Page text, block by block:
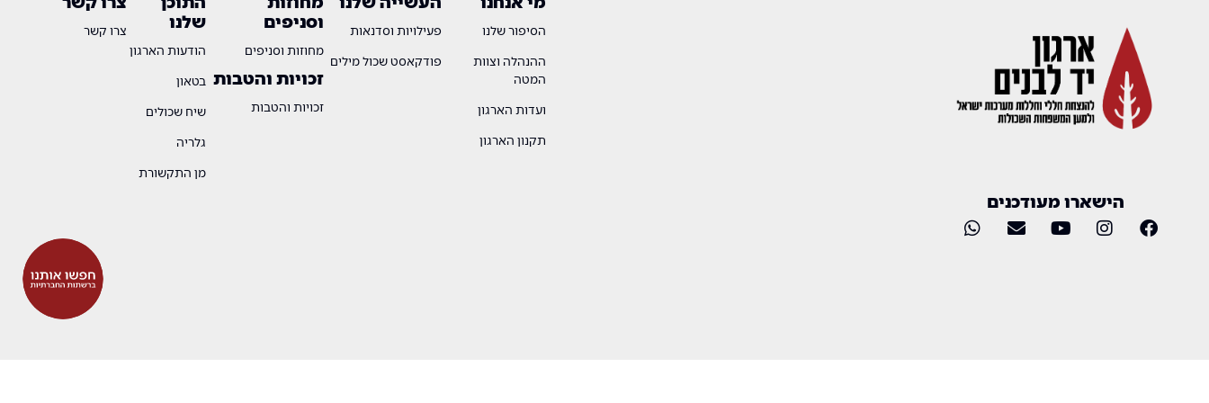
צרו קשר
שלנו
הודעות הארגון
בטאון
שיח שכולים
גלריה
מן התקשורת
וסניפים
מחוזות וסניפים
זכויות והטבות
זכויות והטבות
פעילויות וסדנאות
פודקאסט שכול מילים
הסיפור שלנו
ההנהלה וצוות
המטה
ועדות הארגון
תקנון הארגון
הישארו מעודכנים